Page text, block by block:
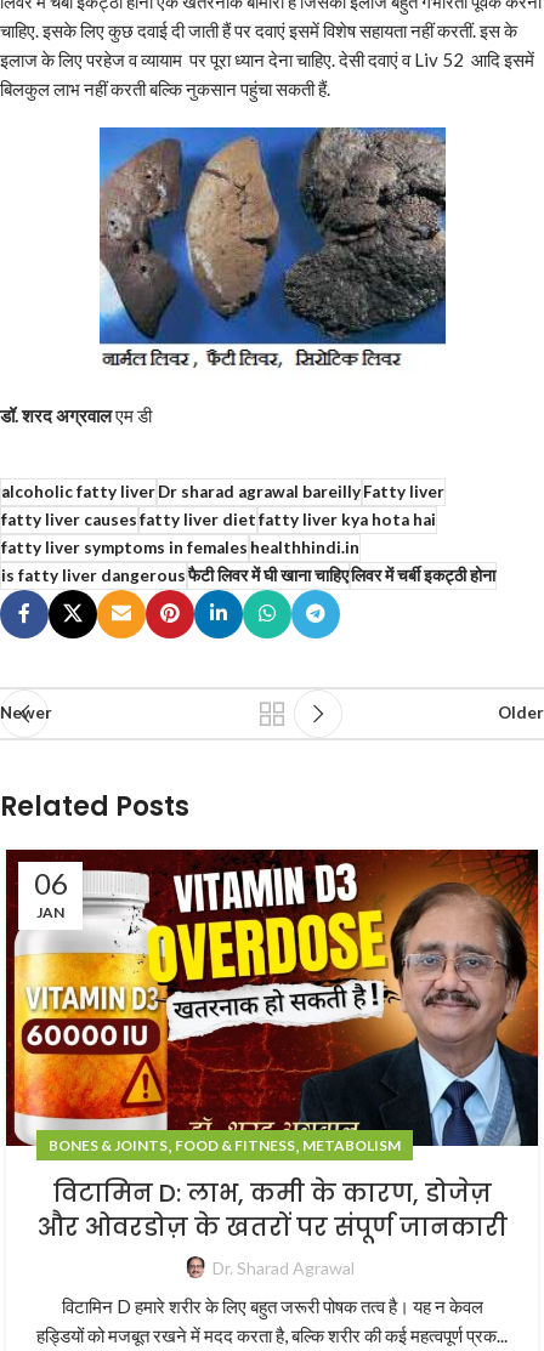
चाहिए. इसके लिए कुछ दवाई दी जाती हैं पर दवाएं इसमें विशेष सहायता नहीं करतीं. इस के
इलाज के लिए परहेज व व्यायाम पर पूरा ध्यान देना चाहिए. देसी दवाएं व Liv 52 आदि इसमें
बिलकुल लाभ नहीं करती बल्कि नुकसान पहुंचा सकती हैं.
डॉ. शरद अग्रवालएम डी
alcoholic fatty liverDr sharad agrawal bareillyFatty liver
fatty liver causesfatty liver dietfatty liver kya hota hai
fatty liver symptoms in femaleshealthhindi.in
is fatty liver dangerousफैटी लिवर में घी खाना चाहिएलिवर में चर्बी इकट्ठी होना
Newer Older
Related Posts
06
JAN
BONES & JOINTS, FOOD & FITNESS, METABOLISM
विटामिन D: लाभ, कमी के कारण, डोजेज़
और ओवरडोज़ के खतरों पर संपूर्ण जानकारी
Dr. Sharad Agrawal
विटामिन D हमारे शरीर के लिए बहुत जरूरी पोषक तत्व है। यह न केवल
हड्डियों को मजबूत रखने में मदद करता है, बल्कि शरीर की कई महत्वपूर्ण प्रक...